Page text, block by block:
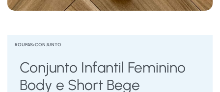
ROUPAS›CONJUNTO
Conjunto Infantil Feminino
Body e Short Bege